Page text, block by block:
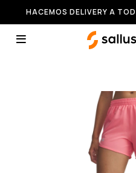
HACEMOS DELIVERY A
RUNNING
